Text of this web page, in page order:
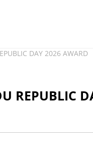
DAY 2026 AWARD
REPUBLIC